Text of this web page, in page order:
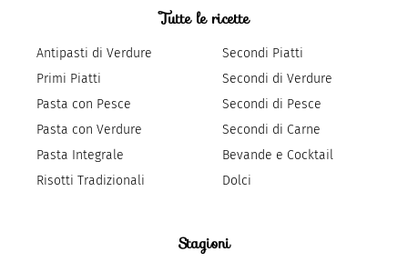
Tutte le ricette
Antipasti di Verdure
Primi Piatti
Pasta con Pesce
Pasta con Verdure
Pasta Integrale
Risotti Tradizionali
Secondi Piatti
Secondi di Verdure
Secondi di Pesce
Secondi di Carne
Bevande e Cocktail
Dolci
Stagioni